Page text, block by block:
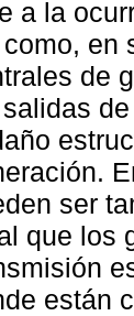
a la
en
de
ser
que los
están